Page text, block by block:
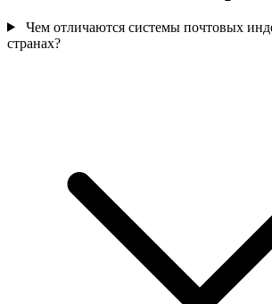
Чем отличаются системы почтовых
странах?